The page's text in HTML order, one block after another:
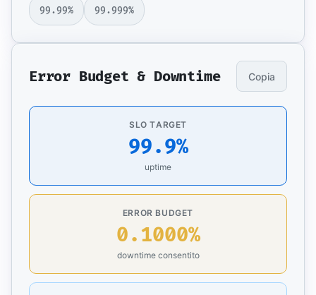
99.99% 99.999%
Error Budget & Downtime Copia
SLO TARGET
99.9%
uptime
ERROR BUDGET
0.1000%
downtime consentito